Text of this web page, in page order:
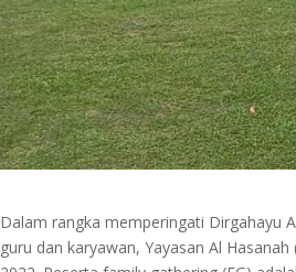
Dalam rangka memperingati Dirgahayu
guru dan karyawan, Yayasan Al